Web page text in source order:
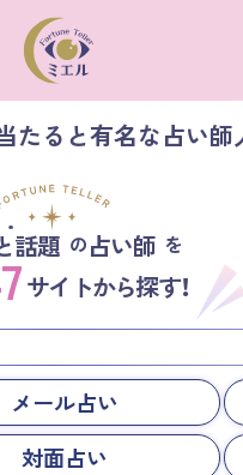
たると有名な占い
話題 の占い師 を
サイトから探す！
メール占い
対面占い